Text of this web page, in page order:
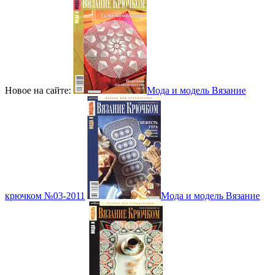
Новое на сайте: Мода и модель Вязание
крючком №03-2011 Мода и модель Вязание